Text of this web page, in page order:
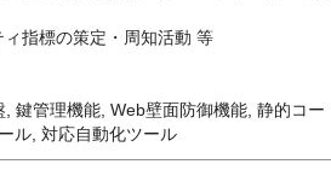
指標の策定・周知活動 等
鍵管理機能, Web壁面防御機能, 静的コー
ル, 対応自動化ツール